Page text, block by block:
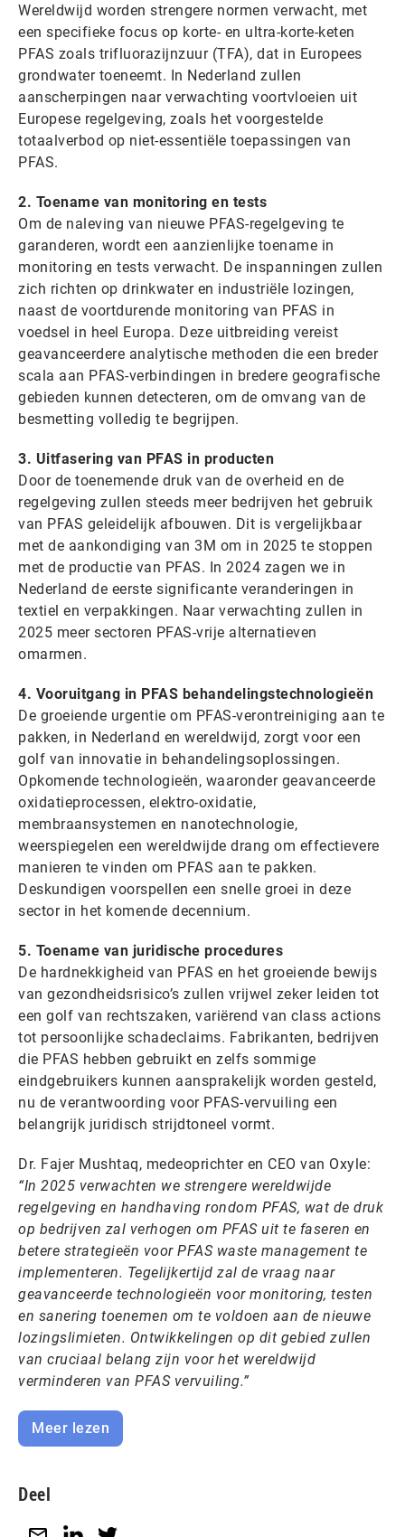
Wereldwijd worden strengere normen verwacht, met
een specifieke focus op korte- en ultra-korte-keten
PFAS zoals trifluorazijnzuur (TFA), dat in Europees
grondwater toeneemt. In Nederland zullen
aanscherpingen naar verwachting voortvloeien uit
Europese regelgeving, zoals het voorgestelde
totaalverbod op niet-essentiële toepassingen van
PFAS.
2. Toename van monitoring en tests
Om de naleving van nieuwe PFAS-regelgeving te
garanderen, wordt een aanzienlijke toename in
monitoring en tests verwacht. De inspanningen zullen
zich richten op drinkwater en industriële lozingen,
naast de voortdurende monitoring van PFAS in
voedsel in heel Europa. Deze uitbreiding vereist
geavanceerdere analytische methoden die een breder
scala aan PFAS-verbindingen in bredere geografische
gebieden kunnen detecteren, om de omvang van de
besmetting volledig te begrijpen.
3. Uitfasering van PFAS in producten
Door de toenemende druk van de overheid en de
regelgeving zullen steeds meer bedrijven het gebruik
van PFAS geleidelijk afbouwen. Dit is vergelijkbaar
met de aankondiging van 3M om in 2025 te stoppen
met de productie van PFAS. In 2024 zagen we in
Nederland de eerste significante veranderingen in
textiel en verpakkingen. Naar verwachting zullen in
2025 meer sectoren PFAS-vrije alternatieven
omarmen.
4. Vooruitgang in PFAS behandelingstechnologieën
De groeiende urgentie om PFAS-verontreiniging aan te
pakken, in Nederland en wereldwijd, zorgt voor een
golf van innovatie in behandelingsoplossingen.
Opkomende technologieën, waaronder geavanceerde
oxidatieprocessen, elektro-oxidatie,
membraansystemen en nanotechnologie,
weerspiegelen een wereldwijde drang om effectievere
manieren te vinden om PFAS aan te pakken.
Deskundigen voorspellen een snelle groei in deze
sector in het komende decennium.
5. Toename van juridische procedures
De hardnekkigheid van PFAS en het groeiende bewijs
van gezondheidsrisico’s zullen vrijwel zeker leiden tot
een golf van rechtszaken, variërend van class actions
tot persoonlijke schadeclaims. Fabrikanten, bedrijven
die PFAS hebben gebruikt en zelfs sommige
eindgebruikers kunnen aansprakelijk worden gesteld,
nu de verantwoording voor PFAS-vervuiling een
belangrijk juridisch strijdtoneel vormt.
Dr. Fajer Mushtaq, medeoprichter en CEO van Oxyle:
“In 2025 verwachten we strengere wereldwijde
regelgeving en handhaving rondom PFAS, wat de druk
op bedrijven zal verhogen om PFAS uit te faseren en
betere strategieën voor PFAS waste management te
implementeren. Tegelijkertijd zal de vraag naar
geavanceerde technologieën voor monitoring, testen
en sanering toenemen om te voldoen aan de nieuwe
lozingslimieten. Ontwikkelingen op dit gebied zullen
van cruciaal belang zijn voor het wereldwijd
verminderen van PFAS vervuiling.”
Meer lezen
Deel